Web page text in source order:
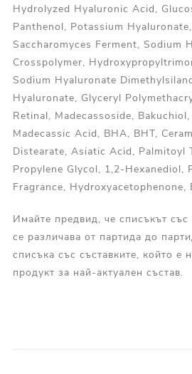
Hydrolyzed Hyaluronic Acid,
Panthenol, Potassium
Saccharomyces Ferment, Sodium
Crosspolymer,
Sodium Hyaluronate
Hyaluronate, Glyceryl
Retinal, Madecassoside,
Madecassic Acid, BHA, BHT,
Distearate, Asiatic Acid, Palmitoyl
Propylene Glycol, 1,2-Hexanediol,
Fragrance, Hydroxyacetophenone,
Имайте предвид, че списъкът
се различава от партида до
списъка със съставките, който е
продукт за най-актуален състав.